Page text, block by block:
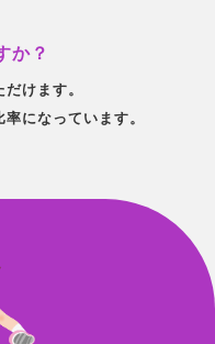
か？
けます。
になっています。